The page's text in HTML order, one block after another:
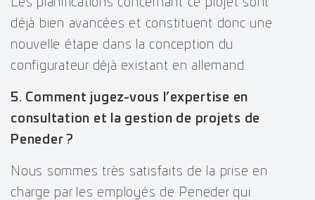
Les planifications concernant ce projet sont
déjà bien avancées et constituent donc une
nouvelle étape dans la conception du
configurateur déjà existant en allemand.
5. Comment jugez-vous l’expertise en
consultation et la gestion de projets de
Peneder ?
Nous sommes très satisfaits de la prise en
charge par les employés de Peneder qui